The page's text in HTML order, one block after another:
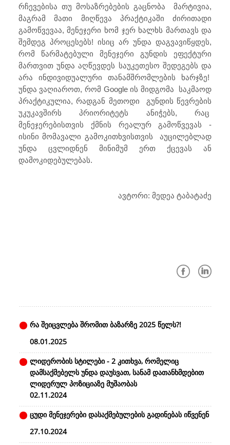
რჩევებისა თუ მოსაზრებების გაცნობა მარტივია,
მაგრამ მათი მიღწევა პრაქტიკაში ძირითადი
გამოწვევაა, მენეჯერი ხომ ჯერ ხალხს მართავს და
შემდეგ პროცესებს! ისიც არ უნდა დაგვავიწყდეს,
რომ წარმატებული მენეჯერი გუნდის ეფექტური
მართვით უნდა აღწევდეს საუკეთესო შედეგებს და
არა ინდივიდუალური თანამშრომლების ხარჯზე!
უნდა ვაღიაროთ, რომ Google ის მიდგომა საკმაოდ
პრაქტიკულია, რადგან მეთოდი გუნდის წევრების
უკუკავშირს პრიორიტეტს ანიჭებს, რაც
მენეჯერებისთვის ქმნის რეალურ გამოწვევას -
ისინი მომავალი გამოკითხვისთვის აუცილებლად
უნდა ცვლიდნენ მინიმუმ ერთ ქცევას ან
დამოკიდებულებას.
ავტორი: მედეა ტაბატაძე
რა შეიცვლება შრომით ბაზარზე 2025 წელს?!
08.01.2025
ლიდერობის სტილები - 2 კითხვა, რომელიც
დამსაქმებელს უნდა დაუსვათ, სანამ დათანხმდებით
ლიდერულ პოზიციაზე მუშაობას
02.11.2024
ცუდი მენეჯერები დასაქმებულების გადინებას იწვენენ
27.10.2024